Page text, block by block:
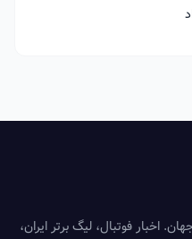
اخبار فوتبال، لیگ برتر ایران،